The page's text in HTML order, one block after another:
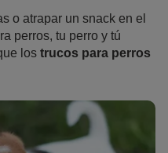
o atrapar un snack en el
perros, tu perro y tú
los trucos para perros
entre ambos.